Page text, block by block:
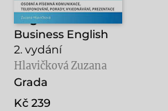
Angličtina
Business English
2. vydání
Hlavičková Zuzana
Grada
Kč 239